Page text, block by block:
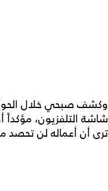
وكشف صبحي خلال
شاشة التلفزيون،
ترى أن أعماله لن تحصد